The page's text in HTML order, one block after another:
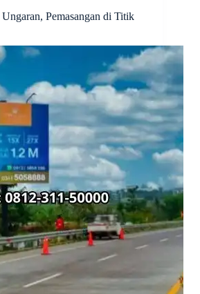
Pemasangan di Titik